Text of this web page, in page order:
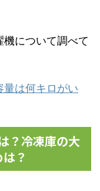
について調べて
は何キロがい
？冷凍庫の大
？